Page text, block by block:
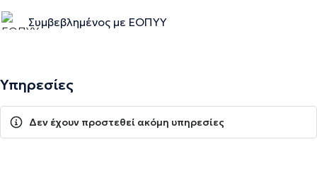
Συμβεβλημένος με ΕΟΠΥΥ
Υπηρεσίες
Δεν έχουν προστεθεί ακόμη υπηρεσίες